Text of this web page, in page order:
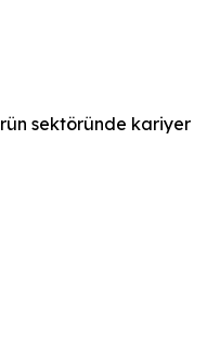
sektöründe kariyer